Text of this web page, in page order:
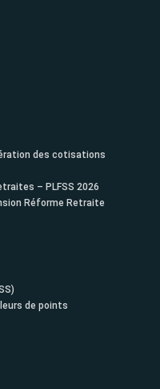
des cotisations
– PLFSS 2026
Réforme Retraite
de points